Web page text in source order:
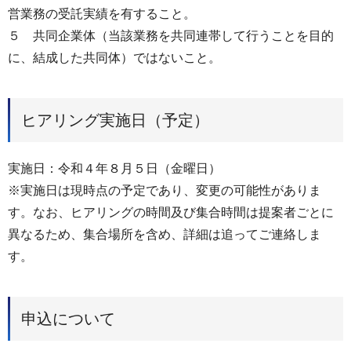
営業務の受託実績を有すること。
５ 共同企業体（当該業務を共同連帯して⾏うことを目的
に、結成した共同体）ではないこと。
ヒアリング実施日（予定）
実施日：令和４年８月５日（金曜日）
※実施日は現時点の予定であり、変更の可能性がありま
す。なお、ヒアリングの時間及び集合時間は提案者ごとに
異なるため、集合場所を含め、詳細は追ってご連絡しま
す。
申込について